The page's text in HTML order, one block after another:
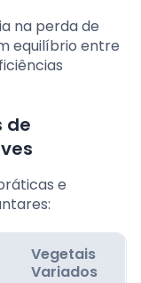
na perda de
equilíbrio entre
de
e
Vegetais
Variados